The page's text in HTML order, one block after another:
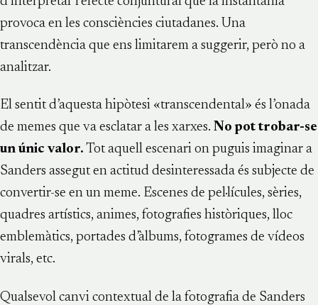
provoca en les consciències ciutadanes. Una
transcendència que ens limitarem a suggerir, però no a
analitzar.
El sentit d’aquesta hipòtesi «transcendental» és l’onada
de memes que va esclatar a les xarxes. No pot trobar-se
un únic valor. Tot aquell escenari on puguis imaginar a
Sanders assegut en actitud desinteressada és subjecte de
convertir-se en un meme. Escenes de pel·lícules, sèries,
quadres artístics, animes, fotografies històriques, lloc
emblemàtics, portades d’àlbums, fotogrames de vídeos
virals, etc.
Qualsevol canvi contextual de la fotografia de Sanders